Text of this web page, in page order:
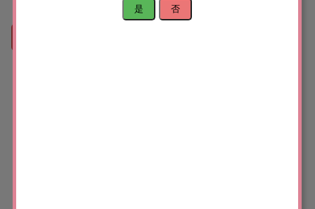
是 否